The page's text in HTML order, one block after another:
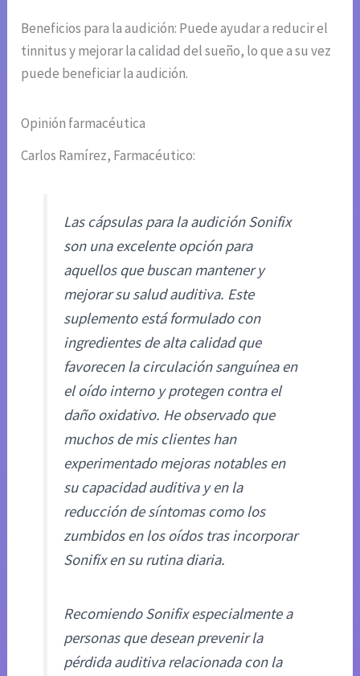
Beneficios para la audición: Puede ayudar a reducir el
tinnitus y mejorar la calidad del sueño, lo que a su vez
puede beneficiar la audición.
Opinión farmacéutica
Carlos Ramírez, Farmacéutico:
Las cápsulas para la audición Sonifix
son una excelente opción para
aquellos que buscan mantener y
mejorar su salud auditiva. Este
suplemento está formulado con
ingredientes de alta calidad que
favorecen la circulación sanguínea en
el oído interno y protegen contra el
daño oxidativo. He observado que
muchos de mis clientes han
experimentado mejoras notables en
su capacidad auditiva y en la
reducción de síntomas como los
zumbidos en los oídos tras incorporar
Sonifix en su rutina diaria.
Recomiendo Sonifix especialmente a
personas que desean prevenir la
pérdida auditiva relacionada con la